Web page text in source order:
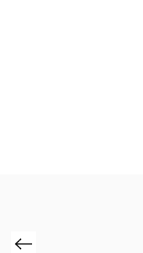
Previous